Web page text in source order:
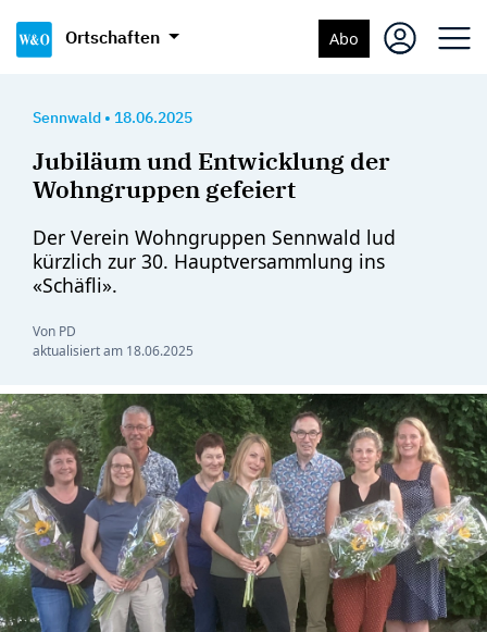
Ortschaften Abo
Sennwald • 18.06.2025
Jubiläum und Entwicklung der
Wohngruppen gefeiert
Der Verein Wohngruppen Sennwald lud
kürzlich zur 30. Hauptversammlung ins
«Schäfli».
Von PD
aktualisiert am 18.06.2025